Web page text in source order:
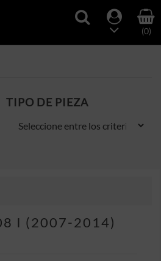
(0)
TIPO DE PIEZA
I (2007-2014)